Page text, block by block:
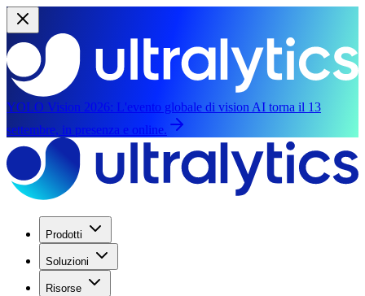
YOLO Vision 2026: L'evento globale di vision AI torna il 13
settembre, in presenza e online.
Prodotti
Soluzioni
Risorse